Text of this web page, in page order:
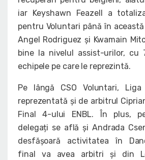
iar Keyshawn Feazell a
pentru Voluntari până în
Angel Rodriguez și Kwamain
bine la nivelul assist-urilor, cu
echipele pe care le reprezintă.
Pe lângă CSO Voluntari,
reprezentată și de arbitrul
Final 4-ului ENBL. În plus,
delegați se află și Andrada
desfășoară activitatea în
final va avea arbitri și din